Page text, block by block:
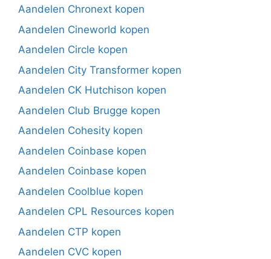
Aandelen Chronext kopen
Aandelen Cineworld kopen
Aandelen Circle kopen
Aandelen City Transformer kopen
Aandelen CK Hutchison kopen
Aandelen Club Brugge kopen
Aandelen Cohesity kopen
Aandelen Coinbase kopen
Aandelen Coinbase kopen
Aandelen Coolblue kopen
Aandelen CPL Resources kopen
Aandelen CTP kopen
Aandelen CVC kopen